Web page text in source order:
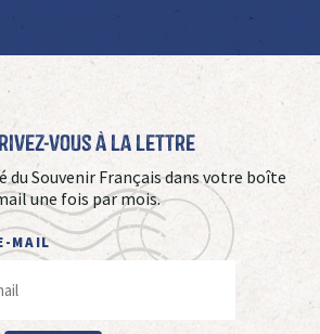
vous à La Lettre
du Souvenir Français dans votre boîte
une fois par mois.
MAIL